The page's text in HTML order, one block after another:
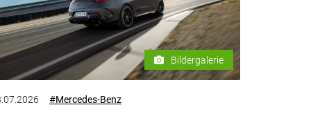
Bildergalerie
#Mercedes-Benz